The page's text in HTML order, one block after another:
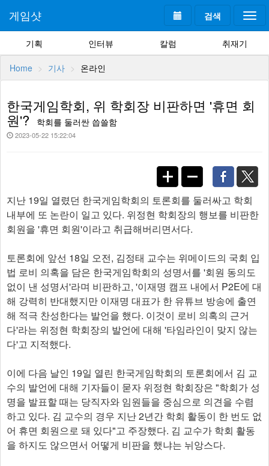
검색
게임샷
기획 인터뷰 칼럼 취재기
Home 기사 온라인
한국게임학회, 위 학회장 비판하면 '휴면 회
원'? 학회를 둘러싼 씁쓸함
2023-05-22 15:22:04
지난 19일 열렸던 한국게임학회의 토론회를 둘러싸고 학회
내부에 또 논란이 일고 있다. 위정현 학회장의 행보를 비판한
회원을 '휴면 회원'이라고 취급해버리면서다.
토론회에 앞선 18일 오전, 김정태 교수는 위메이드의 국회 입
법 로비 의혹을 담은 한국게임학회의 성명서를 '회원 동의도
없이 낸 성명서'라며 비판하고, '이재명 캠프 내에서 P2E에 대
해 강력히 반대했지만 이재명 대표가 한 유튜브 방송에 출연
해 적극 찬성한다는 발언을 했다. 이것이 로비 의혹의 근거
다'라는 위정현 학회장의 발언에 대해 '타임라인이 맞지 않는
다'고 지적했다.
이에 다음 날인 19일 열린 한국게임학회의 토론회에서 김 교
수의 발언에 대해 기자들이 묻자 위정현 학회장은 "학회가 성
명을 발표할 때는 당직자와 임원들을 중심으로 의견을 수렴
하고 있다. 김 교수의 경우 지난 2년간 학회 활동이 한 번도 없
어 휴면 회원으로 돼 있다"고 주장했다. 김 교수가 학회 활동
을 하지도 않으면서 어떻게 비판을 했냐는 뉘앙스다.